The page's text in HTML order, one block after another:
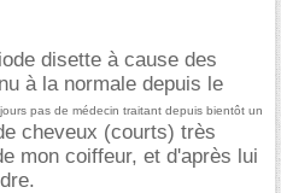
disette à cause des
à la normale depuis le
pas de médecin traitant depuis bientôt un
cheveux (courts) très
mon coiffeur, et d'après lui